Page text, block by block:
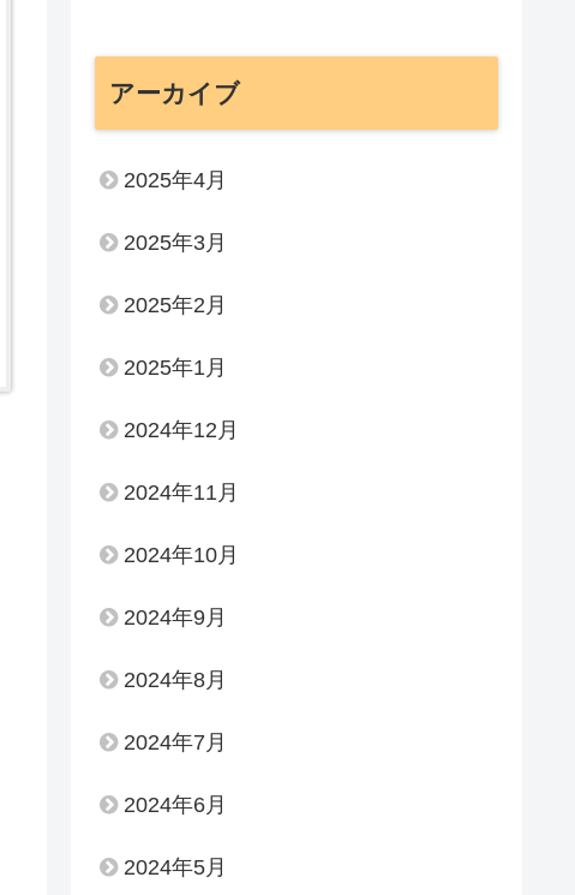
アーカイブ
2025年4月
2025年3月
2025年2月
2025年1月
2024年12月
2024年11月
2024年10月
2024年9月
2024年8月
2024年7月
2024年6月
2024年5月